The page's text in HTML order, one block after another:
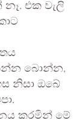
එක වැලි
බොන්න,
නිසා ඔබේ
කරමින් මේ